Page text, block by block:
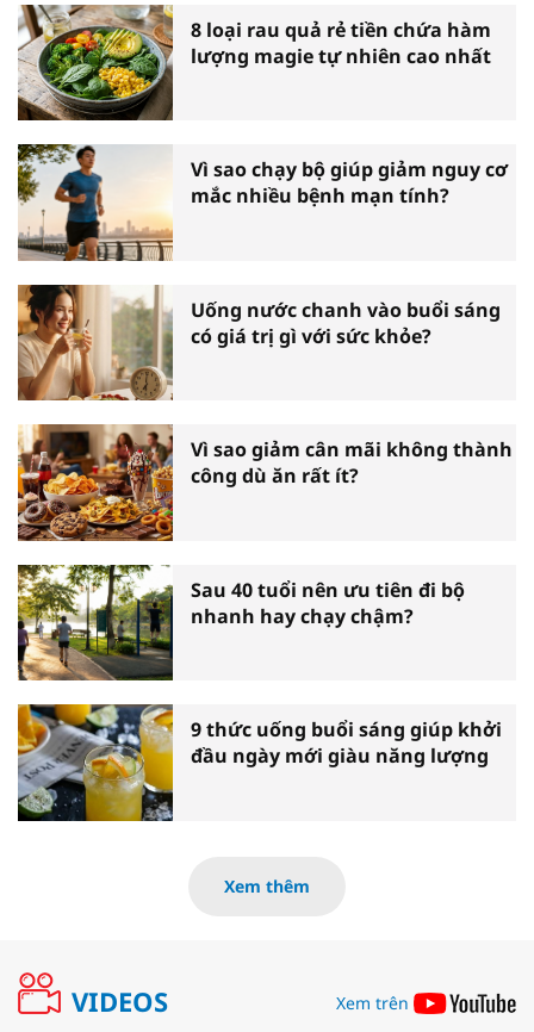
8 loại rau quả rẻ tiền chứa hàm
lượng magie tự nhiên cao nhất
Vì sao chạy bộ giúp giảm nguy cơ
mắc nhiều bệnh mạn tính?
Uống nước chanh vào buổi sáng
có giá trị gì với sức khỏe?
Vì sao giảm cân mãi không thành
công dù ăn rất ít?
Sau 40 tuổi nên ưu tiên đi bộ
nhanh hay chạy chậm?
9 thức uống buổi sáng giúp khởi
đầu ngày mới giàu năng lượng
Xem thêm
VIDEOS Xem trên